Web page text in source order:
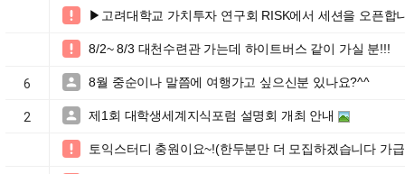
 ▶고려대학교 가치투자 연구회 RISK에서 세션을 오픈합
 8/2~ 8/3 대천수련관 가는데 하이트버스 같이 가실 분!!!
6  8월 중순이나 말쯤에 여행가고 싶으신분 있나요?^^
2  제1회 대학생세계지식포럼 설명회 개최 안내
 토익스터디 충원이요~!(한두분만 더 모집하겠습니다 가